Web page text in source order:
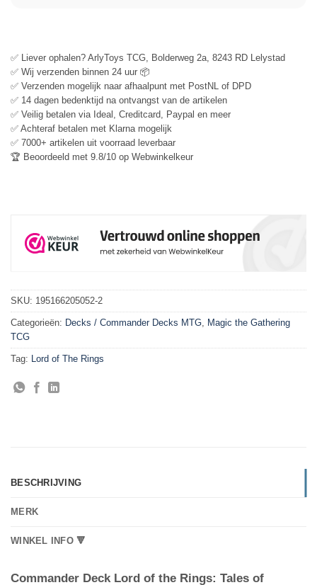
✅ Liever ophalen? ArlyToys TCG, Bolderweg 2a, 8243 RD Lelystad
✅ Wij verzenden binnen 24 uur 📦
✅ Verzenden mogelijk naar afhaalpunt met PostNL of DPD
✅ 14 dagen bedenktijd na ontvangst van de artikelen
✅ Veilig betalen via Ideal, Creditcard, Paypal en meer
✅ Achteraf betalen met Klarna mogelijk
✅ 7000+ artikelen uit voorraad leverbaar
🏆 Beoordeeld met 9.8/10 op Webwinkelkeur
SKU: 195166205052-2
Categorieën: Decks / Commander Decks MTG Magic the Gathering
TCG
Tag: Lord of The Rings
BESCHRIJVING
MERK
WINKEL INFO 🔻
Commander Deck Lord of the Rings: Tales of